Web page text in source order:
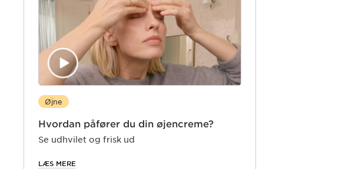
Øjne
Hvordan påfører du din øjencreme?
Se udhvilet og frisk ud
LÆS MERE